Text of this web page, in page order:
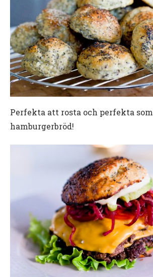
Perfekta att rosta och perfekta som
hamburgerbröd!